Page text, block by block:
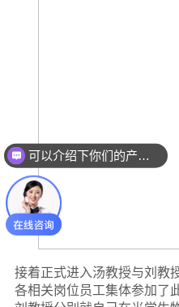
可以介绍下你们的产品么？